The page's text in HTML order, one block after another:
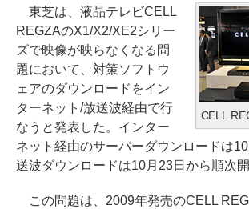
CELL
東芝は、液晶テレビCELL
REGZAのX1/X2/XE2シリー
ズで映像が映らなくなる問
題において、対策ソフトウ
ェアのダウンロードをイン
ターネット/放送波経由で行
なうと発表した。インター
ネット経由のサーバーダウンロードは
送波ダウンロードは10月23日から順次開
この問題は、2009年発売のCELL